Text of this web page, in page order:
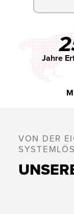
Jahre
VON DER